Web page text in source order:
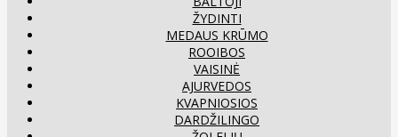
ŽYDINTI
MEDAUS KRŪMO
ROOIBOS
VAISINĖ
AJURVEDOS
KVAPNIOSIOS
DARDŽILINGO